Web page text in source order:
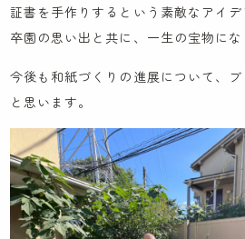
先輩職員による先輩ブログ
ケンパの活動ブログ
証書を手作りするという素敵なアイ
卒園の思い出と共に、一生の宝物にな
今後も和紙づくりの進展について、
と思います。